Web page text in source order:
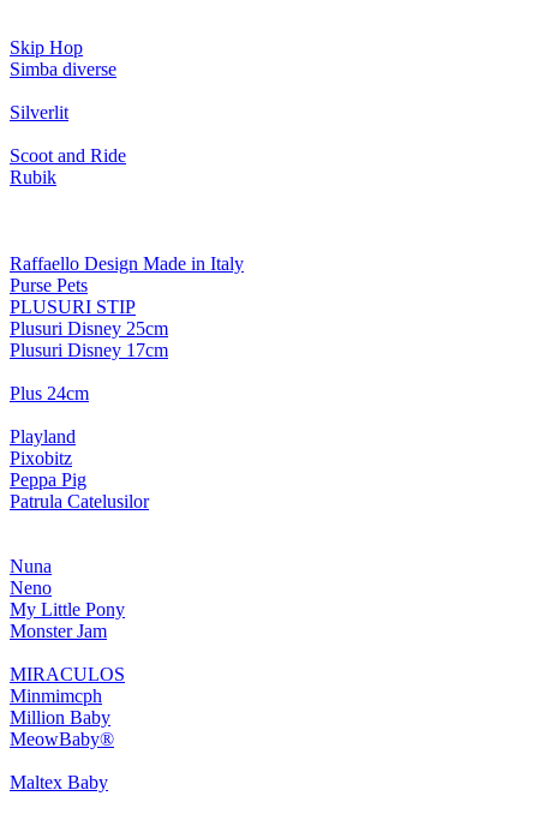
Skip Hop
Simba diverse
Silverlit
Scoot and Ride
Rubik
Raffaello Design Made in Italy
Purse Pets
PLUSURI STIP
Plusuri Disney 25cm
Plusuri Disney 17cm
Plus 24cm
Playland
Pixobitz
Peppa Pig
Patrula Catelusilor
Nuna
Neno
My Little Pony
Monster Jam
MIRACULOS
Minmimcph
Million Baby
MeowBaby®
Maltex Baby